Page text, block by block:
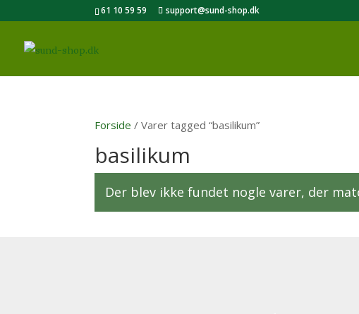
61 10 59 59 support@sund-shop.dk
Forside / Varer tagged “basilikum”
basilikum
Der blev ikke fundet nogle varer, der